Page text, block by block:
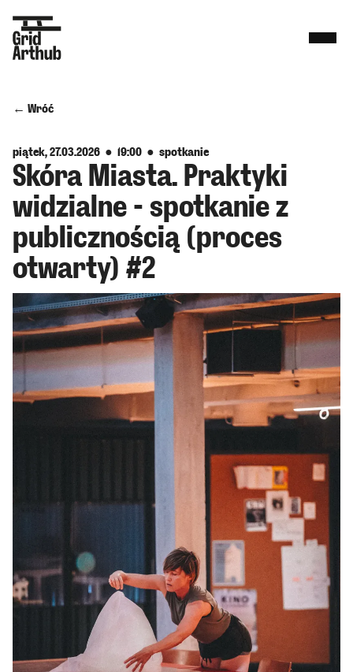
← Wróć
piątek, 27.03.2026 ● 19:00● spotkanie
Skóra Miasta. Praktyki
widzialne - spotkanie z
publicznością (proces
otwarty) #2